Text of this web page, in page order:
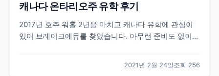
캐나다 온타리오주 유학 후기
2017년 호주 워홀 2년을 마치고 캐나다 유학에 관심이
있어 브레이크에듀를 찾았습니다. 아무런 준비도 없이
요. 캐나다에 있는 여러 학교들과 학과들중에 저에게 맞
2021년 2월 24일조회 256